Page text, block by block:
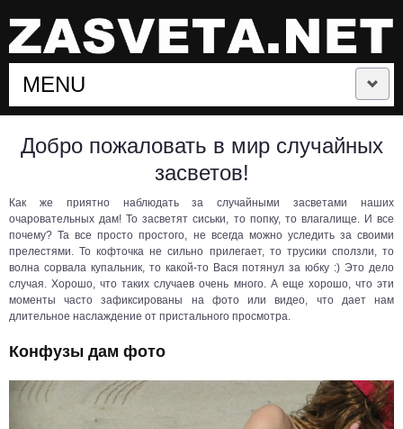
MENU
ЗАСВЕТЫ ЗНАМЕНИТОСТЕЙ
ЗАСВЕТЫ СПОРТСМЕНОК
ЛЕТНИЕ ЗАСВЕТЫ
ЛУЧШИЕ ЗАСВЕТЫ
Добро пожаловать в мир случайных
засветов!
Как же приятно наблюдать за случайными засветами наших
очаровательных дам! То засветят сиськи, то попку, то влагалище. И все
почему? Та все просто простого, не всегда можно уследить за своими
прелестями. То кофточка не сильно прилегает, то трусики сползли, то
волна сорвала купальник, то какой-то Вася потянул за юбку :) Это дело
случая. Хорошо, что таких случаев очень много. А еще хорошо, что эти
моменты часто зафиксированы на фото или видео, что дает нам
длительное наслаждение от пристального просмотра.
Конфузы дам фото